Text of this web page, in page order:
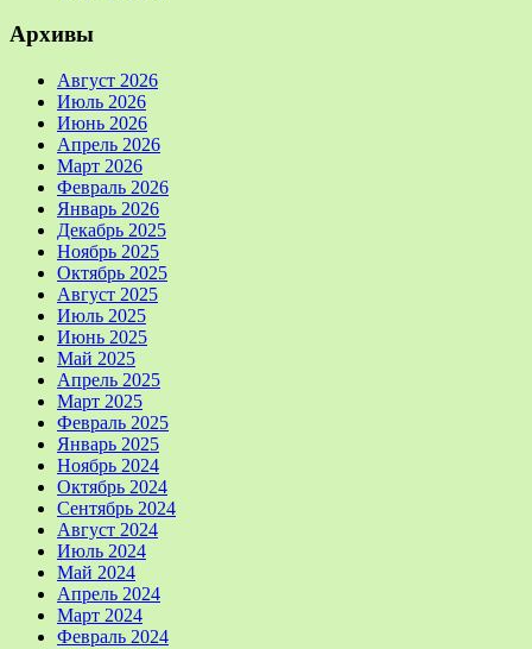
Архивы
Август 2026
Июль 2026
Июнь 2026
Апрель 2026
Март 2026
Февраль 2026
Январь 2026
Декабрь 2025
Ноябрь 2025
Октябрь 2025
Август 2025
Июль 2025
Июнь 2025
Май 2025
Апрель 2025
Март 2025
Февраль 2025
Январь 2025
Ноябрь 2024
Октябрь 2024
Сентябрь 2024
Август 2024
Июль 2024
Май 2024
Апрель 2024
Март 2024
Февраль 2024